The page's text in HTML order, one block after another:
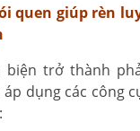
quen giúp rèn
trở thành
dụng các công